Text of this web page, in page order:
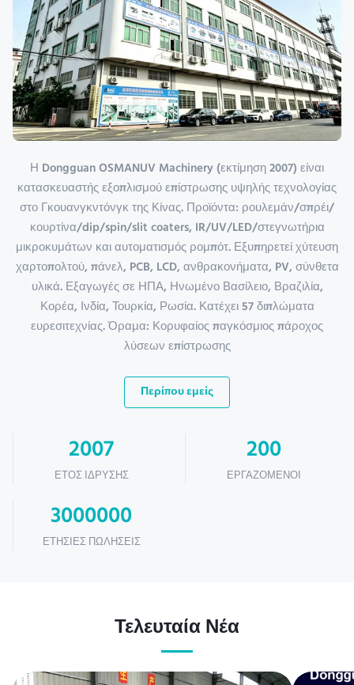
Η Dongguan OSMANUV Machinery (εκτίμηση 2007) είναι
κατασκευαστής εξοπλισμού επίστρωσης υψηλής τεχνολογίας
στο Γκουανγκντόνγκ της Κίνας. Προϊόντα: ρουλεμάν/σπρέι/
κουρτίνα/dip/spin/slit coaters, IR/UV/LED/στεγνωτήρια
μικροκυμάτων και αυτοματισμός ρομπότ. Εξυπηρετεί χύτευση
χαρτοπολτού, πάνελ, PCB, LCD, ανθρακονήματα, PV, σύνθετα
υλικά. Εξαγωγές σε ΗΠΑ, Ηνωμένο Βασίλειο, Βραζιλία,
Κορέα, Ινδία, Τουρκία, Ρωσία. Κατέχει 57 διπλώματα
ευρεσιτεχνίας. Όραμα: Κορυφαίος παγκόσμιος πάροχος
λύσεων επίστρωσης
Περίπου εμείς
2007
ΈΤΟΣ ΊΔΡΥΣΗΣ
200
ΕΡΓΑΖΌΜΕΝΟΙ
3000000
ΕΤΉΣΙΕΣ ΠΩΛΉΣΕΙΣ
Τελευταία Νέα